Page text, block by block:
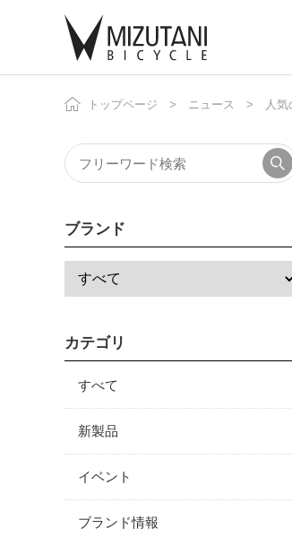
トップページ ニュース 人
ブランド
カテゴリ
すべて
新製品
イベント
ブランド情報